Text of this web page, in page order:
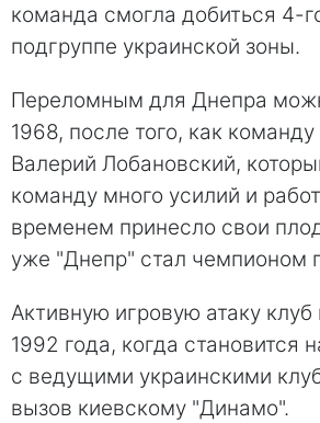
команда смогла добиться 4-
подгруппе украинской зоны.
Переломным для Днепра
1968, после того, как команду
Валерий Лобановский,
команду много усилий и
временем принесло свои
уже "Днепр" стал чемпионом
Активную игровую атаку клуб
1992 года, когда становится
с ведущими украинскими
вызов киевскому "Динамо".